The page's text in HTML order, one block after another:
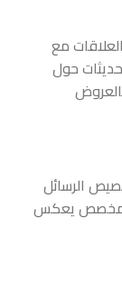
مع
حول
الرسائل
مخصص يعكس